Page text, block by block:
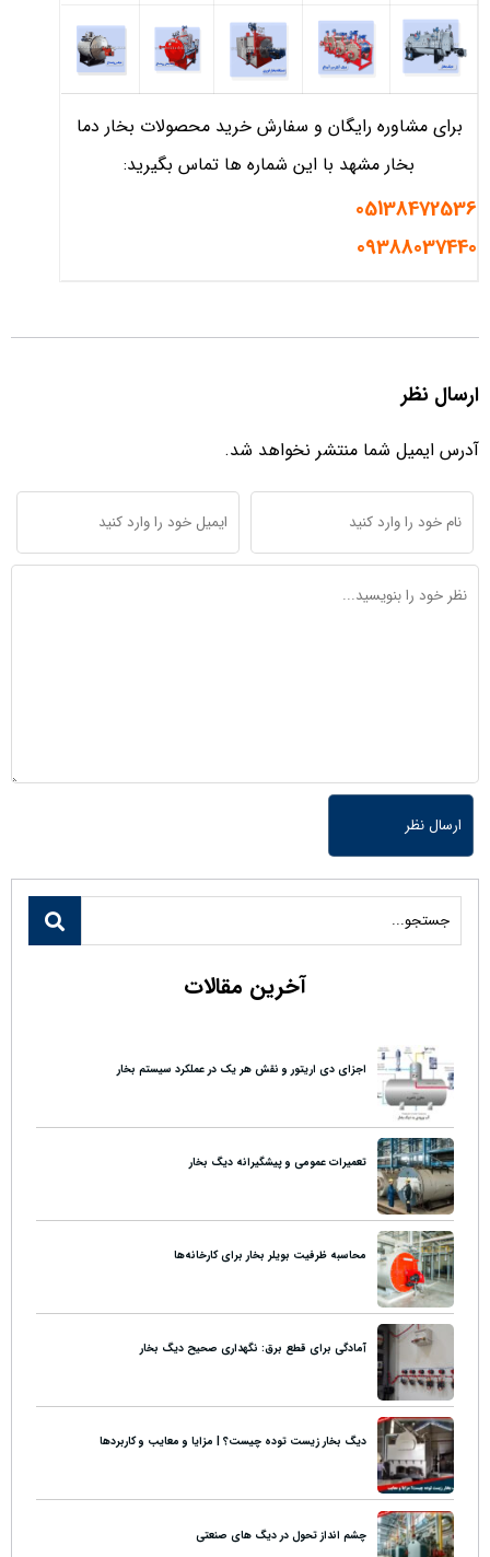
برای مشاوره رایگان و سفارش خرید محصولات بخار دما
بخار مشهد با این شماره ها تماس بگیرید:
05138472536
09388037440
ارسال نظر
آدرس ایمیل شما منتشر نخواهد شد.
آخرین مقالات
اجزای دی اریتور و نقش هر یک در عملکرد سیستم بخار
تعمیرات عمومی و پیشگیرانه دیگ بخار
محاسبه ظرفیت بویلر بخار برای کارخانه‌ها
آمادگی برای قطع برق: نگهداری صحیح دیگ بخار
دیگ بخار زیست توده چیست؟ | مزایا و معایب و کاربردها
چشم انداز تحول در دیگ های صنعتی